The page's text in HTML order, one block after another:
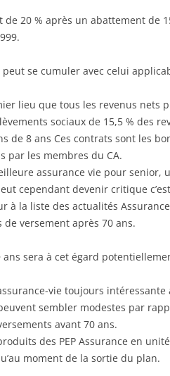
de 20 % après un abattement de
se cumuler avec celui
lieu que tous les revenus nets
sociaux de 15,5 % des
de 8 ans Ces contrats sont les
par les membres du CA.
assurance vie pour senior,
cependant devenir critique
à la liste des actualités
de versement après 70 ans.
ans sera à cet égard
vie toujours intéressante
sembler modestes par
avant 70 ans.
des PEP Assurance en
moment de la sortie du plan.